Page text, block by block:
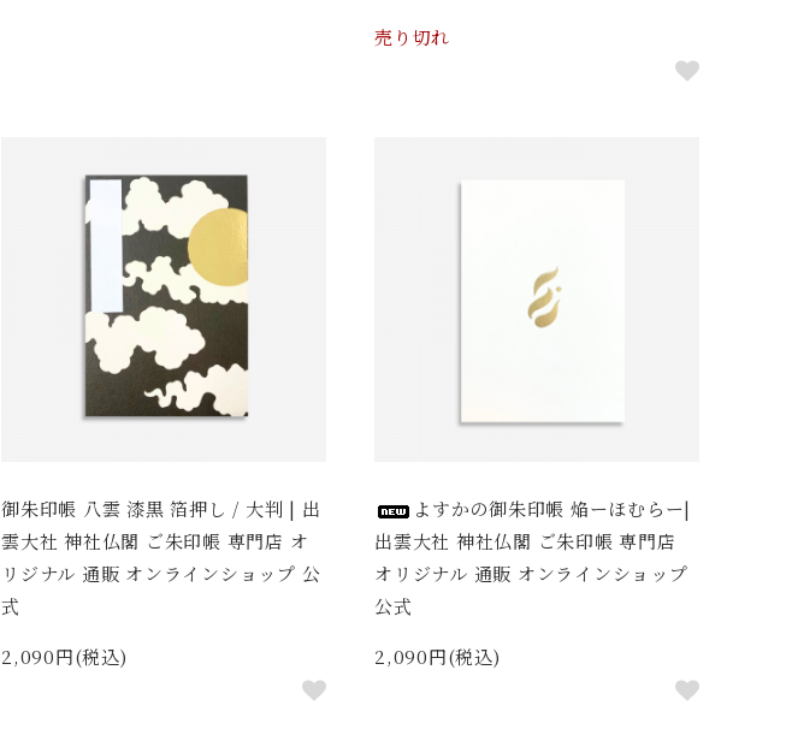
売り切れ
御朱印帳 八雲 漆黒 箔押し / 大判 | 出
雲大社 神社仏閣 ご朱印帳 専門店 オ
リジナル 通販 オンラインショップ 公
式
2,090円(税込)
よすかの御朱印帳 焔ーほむらー|
出雲大社 神社仏閣 ご朱印帳 専門店
オリジナル 通販 オンラインショップ
公式
2,090円(税込)